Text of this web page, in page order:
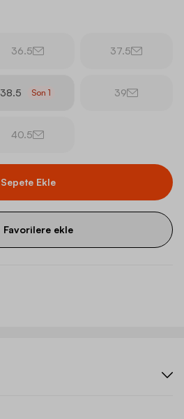
36.5 37.5
38.5 Son1 39
40.5
Sepete Ekle
Favorilere ekle